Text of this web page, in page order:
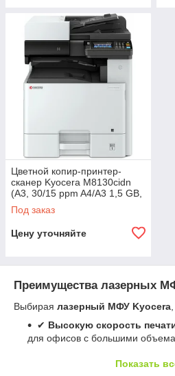
Цветной копир-принтер-
сканер Kyocera M8130cidn
(А3, 30/15 ppm A4/A3 1,5 GB,
USB, Network, дуплекс,
Под заказ
Цену уточняйте
Преимущества лазерных
Выбирая лазерный МФУ Kyocera
✔ Высокую скорость
для офисов с большими
тексты, насыщенные графики и
Показать